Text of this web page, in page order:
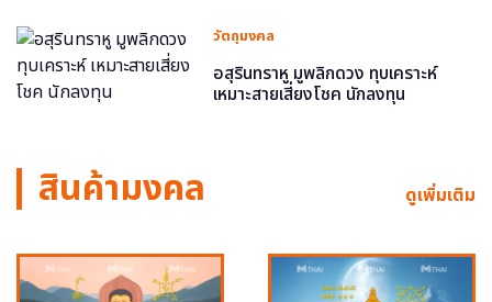
วัตถุมงคล
อสุรินทราหู มูพลิกดวง ทุบเคราะห์
เหมาะสายเสี่ยงโชค นักลงทุน
สินค้ามงคล ดูเพิ่มเติม